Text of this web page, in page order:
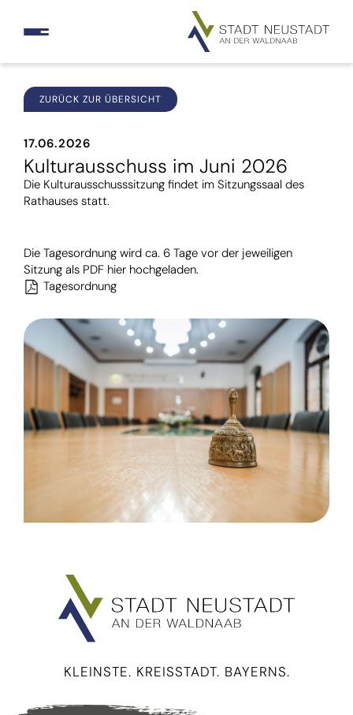
ZURÜCK ZUR ÜBERSICHT
17.06.2026
Kulturausschuss im Juni 2026
Die Kulturausschusssitzung findet im Sitzungssaal des
Rathauses statt.
Die Tagesordnung wird ca. 6 Tage vor der jeweiligen
Sitzung als PDF hier hochgeladen.
Tagesordnung
KLEINSTE. KREISSTADT. BAYERNS.